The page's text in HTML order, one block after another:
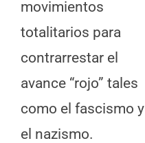
movimientos
totalitarios para
contrarrestar el
avance “rojo” tales
como el fascismo y
el nazismo.